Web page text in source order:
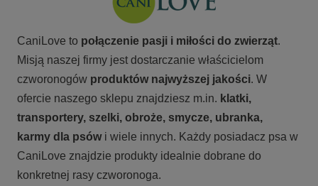
CaniLove to połączenie pasji i miłości do zwierząt.
Misją naszej firmy jest dostarczanie właścicielom
czworonogów produktów najwyższej jakości. W
ofercie naszego sklepu znajdziesz m.in. klatki,
transportery, szelki, obroże, smycze, ubranka,
karmy dla psówi wiele innych. Każdy posiadacz psa w
CaniLove znajdzie produkty idealnie dobrane do
konkretnej rasy czworonoga.